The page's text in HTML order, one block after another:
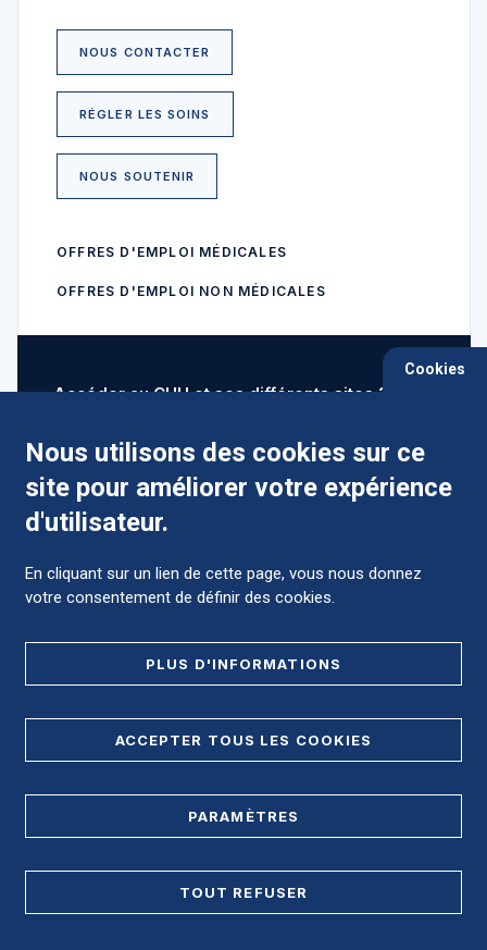
NOUS CONTACTER
RÉGLER LES SOINS
NOUS SOUTENIR
OFFRES D'EMPLOI MÉDICALES
OFFRES D'EMPLOI NON MÉDICALES
Accéder au CHU et ses différents sites ?
Comment préparer mon hospitalisation ?
PLAN DE SITE
Cookies
Nous utilisons des cookies sur ce
site pour améliorer votre expérience
d'utilisateur.
En cliquant sur un lien de cette page, vous nous donnez
votre consentement de définir des cookies.
PLUS D'INFORMATIONS
ACCEPTER TOUS LES COOKIES
PARAMÈTRES
TOUT REFUSER